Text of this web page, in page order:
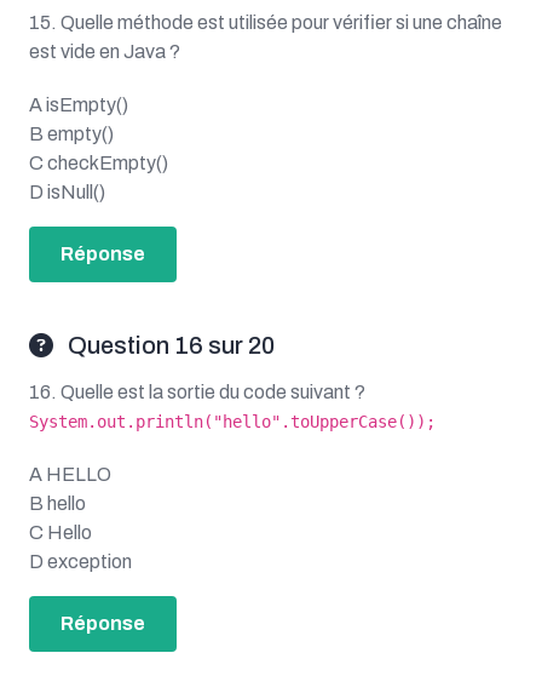
15. Quelle méthode est utilisée pour vérifier si une chaîne
est vide en Java ?
A isEmpty()
B empty()
C checkEmpty()
D isNull()
Réponse
Question 16 sur 20
16. Quelle est la sortie du code suivant ?
System.out.println("hello".toUpperCase());
A HELLO
B hello
C Hello
D exception
Réponse